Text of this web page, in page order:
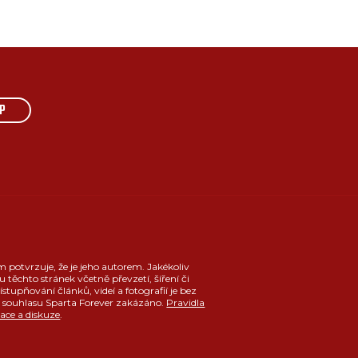
potvrzuje, že je jeho autorem. Jakékoliv
těchto stránek včetně převzetí, šíření či
článků, videí a fotografií je bez
Sparta Forever zakázáno. Pravidla
a diskuze.